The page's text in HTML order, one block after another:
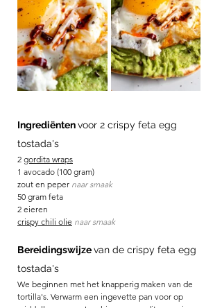
Ingrediënten voor 2 crispy feta egg
tostada's
2 gordita wraps
1 avocado (100 gram)
zout en peper naar smaak
50 gram feta
2 eieren
crispy chili olie naar smaak
Bereidingswijze van de crispy feta egg
tostada's
We beginnen met het knapperig maken van de
tortilla's. Verwarm een ingevette pan voor op